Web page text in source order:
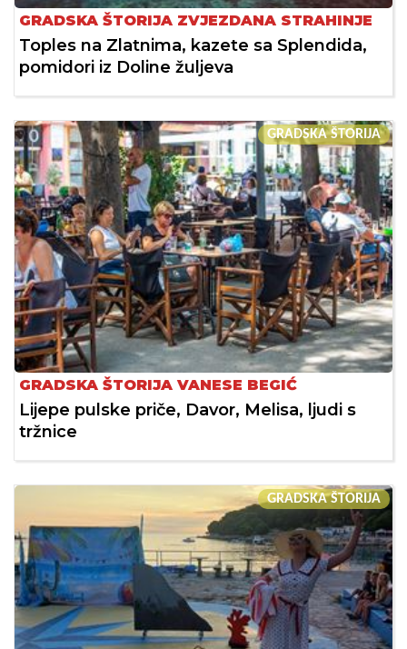
GRADSKA ŠTORIJA ZVJEZDANA STRAHINJE
Toples na Zlatnima, kazete sa Splendida,
pomidori iz Doline žuljeva
GRADSKA ŠTORIJA
GRADSKA ŠTORIJA VANESE BEGIĆ
Lijepe pulske priče, Davor, Melisa, ljudi s
tržnice
GRADSKA ŠTORIJA